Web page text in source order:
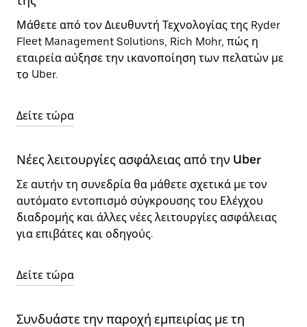
Μάθετε από τον Διευθυντή Τεχνολογίας της Ryder
Fleet Management Solutions, Rich Mohr, πώς η
εταιρεία αύξησε την ικανοποίηση των πελατών με
το Uber.
Δείτε τώρα
Νέες λειτουργίες ασφάλειας από την Uber
Σε αυτήν τη συνεδρία θα μάθετε σχετικά με τον
αυτόματο εντοπισμό σύγκρουσης του Ελέγχου
διαδρομής και άλλες νέες λειτουργίες ασφάλειας
για επιβάτες και οδηγούς.
Δείτε τώρα
Συνδυάστε την παροχή εμπειρίας με τη